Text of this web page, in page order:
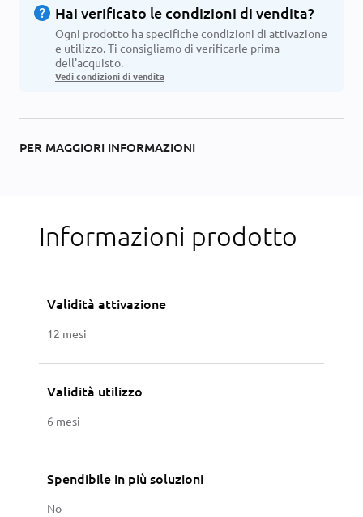
help Hai verificato le condizioni di vendita?
Ogni prodotto ha specifiche condizioni di attivazione
e utilizzo. Ti consigliamo di verificarle prima
dell'acquisto.
Vedi condizioni di vendita
PER MAGGIORI INFORMAZIONI
Informazioni prodotto
Validità attivazione
12 mesi
Validità utilizzo
6 mesi
Spendibile in più soluzioni
No